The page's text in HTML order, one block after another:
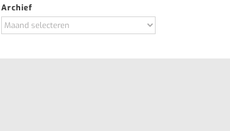
Archief
Archief